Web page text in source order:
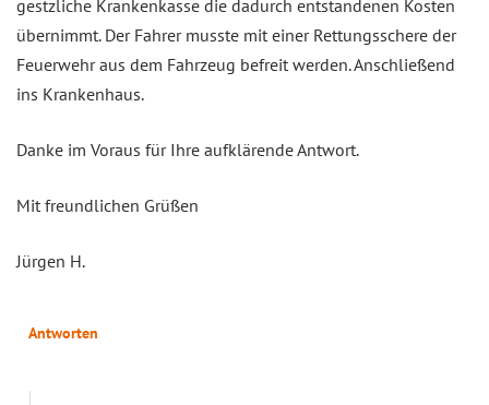
gestzliche Krankenkasse die dadurch entstandenen Kosten
übernimmt. Der Fahrer musste mit einer Rettungsschere der
Feuerwehr aus dem Fahrzeug befreit werden. Anschließend
ins Krankenhaus.
Danke im Voraus für Ihre aufklärende Antwort.
Mit freundlichen Grüßen
Jürgen H.
Antworten